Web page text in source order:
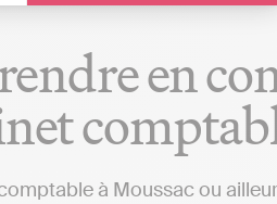
en
à Moussac ou